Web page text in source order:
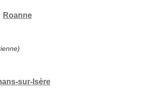
Roanne
sur-Isère